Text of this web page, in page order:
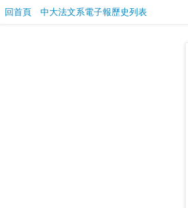
回首頁 中大法文系電子報歷史列表